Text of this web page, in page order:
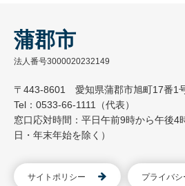
蒲郡市
法人番号3000020232149
〒443-8601 愛知県蒲郡市旭町17番1
Tel：0533-66-1111（代表）
窓口応対時間：平日午前9時から午後4
日・年末年始を除く）
サイトポリシー プライバ